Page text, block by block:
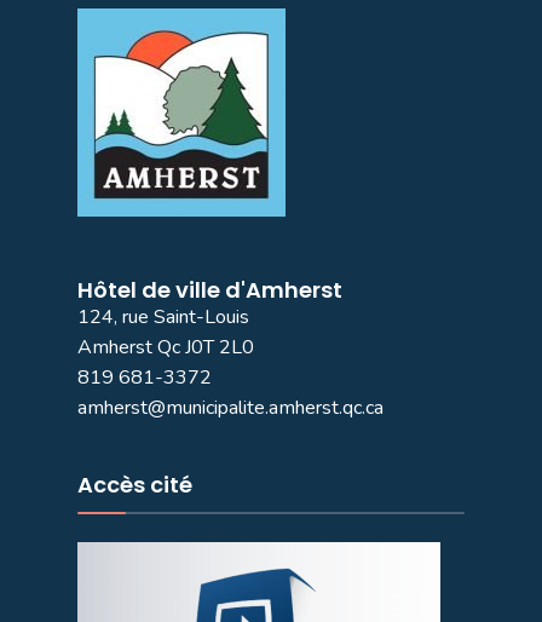
Hôtel de ville d'Amherst
124, rue Saint-Louis
Amherst Qc J0T 2L0
819 681-3372
amherst@municipalite.amherst.qc.ca
Accès cité